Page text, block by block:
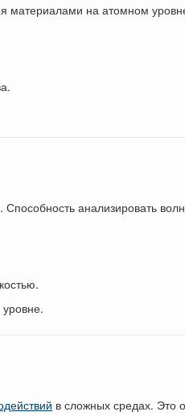
материалами на атомном
анализировать
в сложных средах. Это